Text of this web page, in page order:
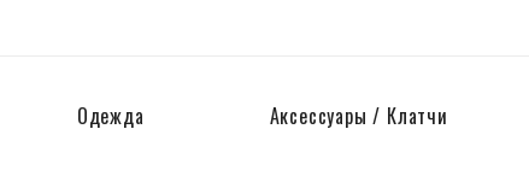
Одежда Аксессуары / Клатчи